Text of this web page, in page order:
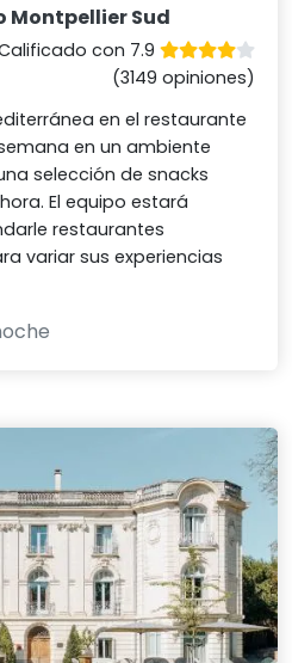
Montpellier Sud
con 7.9
(3149 opiniones)
en el restaurante
en un ambiente
selección de snacks
El equipo estará
restaurantes
variar sus experiencias